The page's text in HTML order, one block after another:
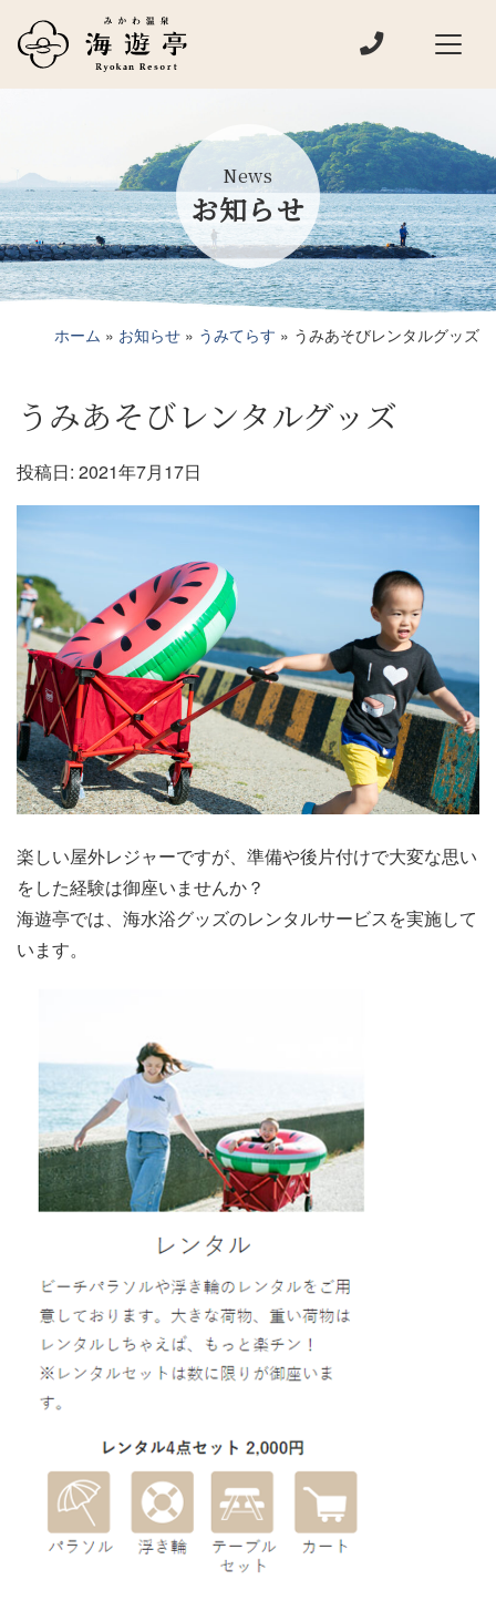
メインナビゲーション 電話でお問い
News
お知らせ
ホーム » お知らせ » うみてらす » うみあそびレンタルグッズ
うみあそびレンタルグッズ
投稿日: 2021年7月17日
楽しい屋外レジャーですが、準備や後片付けで大変な思い
をした経験は御座いませんか？
海遊亭では、海水浴グッズのレンタルサービスを実施して
います。